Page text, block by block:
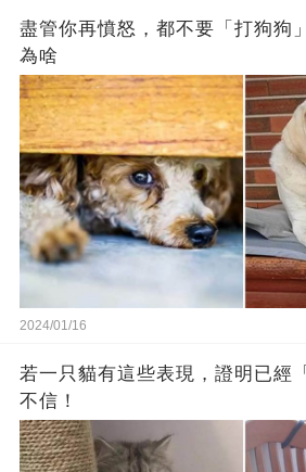
盡管你再憤怒，都不要「打狗狗
為啥
2024/01/16
若一只貓有這些表現，證明已經
不信！